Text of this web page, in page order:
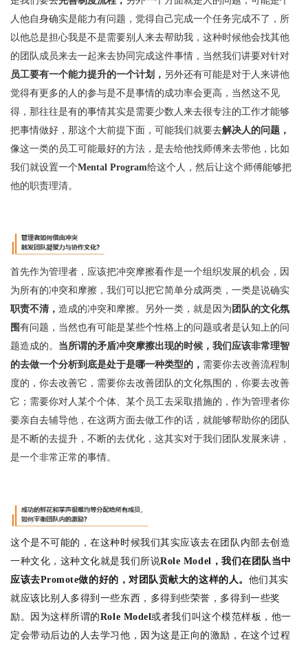
人他自身确实是能力有问题，觉得自己完成一个任务完成不了，所
以他总是担心我是不是需要别人来去帮助我，这种时候他会找其他
的团队成员来去一起来去协同完成这件事情，当然我们讲要对针对
员工要有一个能力提升的一个计划， 另外还有可能是对于人来讲他
觉得有更多的人的参与是不是事情的成功率会更高，当然这不见
得，那往往是有的事情其实是需要少数人来去很专注的工作才能够
把事情做好，那这个大前提下面，可能我们就要去解决人的问题，
像这一类的员工可能最好的方法，是去给他找师傅来去带他，比如
我们就设置一个Mental Program给这个人，然后让这个师傅能够把
他的职责理清。
首先作为管理者，应该把冲突摩擦看作是一个组织发展的机会，因
为所有的冲突和摩擦，我们可以把它简单分成两类，一类是说确实
职责不清， 造成的冲突和摩擦。另外一类，就是因为 团队的文化氛
围有问题，当然也有可能是某些个性格上的问题或者是认知上的问
题造成的。 当所谓的矛盾冲突摩擦出现的时候，我们应该非常理智
的去做一个分析到底是处于是哪一种类型的， 需要你去改善流程制
度的，你去改善它，需要你去改善团队的文化氛围的，你要去改善
它；需要你对人某个个体、某个员工去采取措施的，作为管理者你
要亲自去辅导他，在这两方面去做工作的话，就能够帮助你的团队
是不断的去提升，不断的去优化，这其实对于我们团队发展来讲，
是一个非常正常的事情。
这个是不可能的，在这种时候我们其实应该去在团队内部去创造
一种文化，这种文化就是我们所说Role Model，我们在团队当中
应该去Promote做的好的，对团队贡献大的这样的人。 他们其实
就应该比别人多得到一些东西，多得到些荣誉，多得到一些奖
励。因为这样所谓的Role Model或者我们叫这个模范样板，他一
定会带动后边的人去学习他，因为这是正向的激励，在这个过程